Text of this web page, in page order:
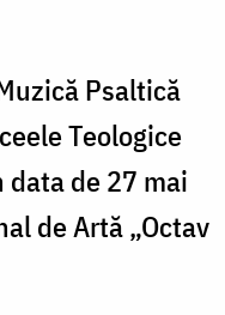
Psaltică
Teologice
de 27 mai
de Artă „Octav